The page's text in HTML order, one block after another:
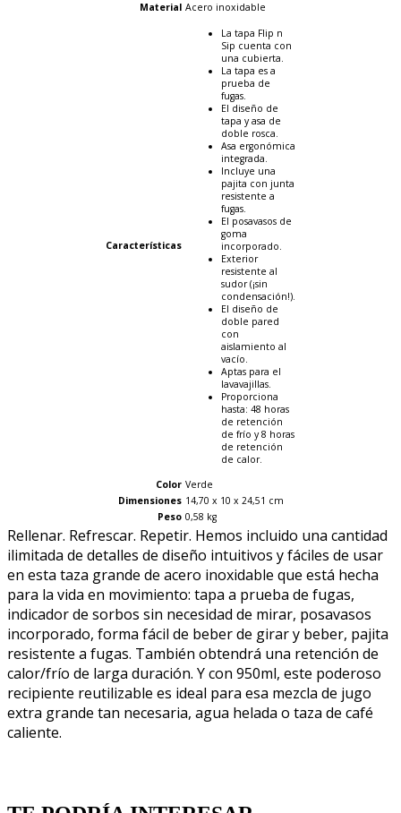
Material Acero inoxidable
Características
La tapa Flip n
Sip cuenta con
una cubierta.
La tapa es a
prueba de
fugas.
El diseño de
tapa y asa de
doble rosca.
Asa ergonómica
integrada.
Incluye una
pajita con junta
resistente a
fugas.
El posavasos de
goma
incorporado.
Exterior
resistente al
sudor (¡sin
condensación!).
El diseño de
doble pared
con
aislamiento al
vacío.
Aptas para el
lavavajillas.
Proporciona
hasta: 48 horas
de retención
de frío y 8 horas
de retención
de calor.
Color Verde
Dimensiones 14,70 x 10 x 24,51 cm
Peso 0,58 kg
Rellenar. Refrescar. Repetir. Hemos incluido una cantidad
ilimitada de detalles de diseño intuitivos y fáciles de usar
en esta taza grande de acero inoxidable que está hecha
para la vida en movimiento: tapa a prueba de fugas,
indicador de sorbos sin necesidad de mirar, posavasos
incorporado, forma fácil de beber de girar y beber, pajita
resistente a fugas. También obtendrá una retención de
calor/frío de larga duración. Y con 950ml, este poderoso
recipiente reutilizable es ideal para esa mezcla de jugo
extra grande tan necesaria, agua helada o taza de café
caliente.